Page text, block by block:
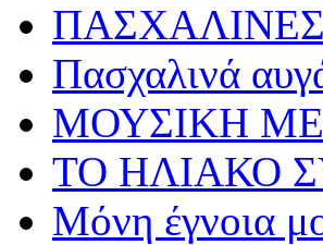
Πασχαλινά
ΜΟΥΣΙΚΗ ΜΕ
ΤΟ ΗΛΙΑΚΟ
Μόνη έγνοια